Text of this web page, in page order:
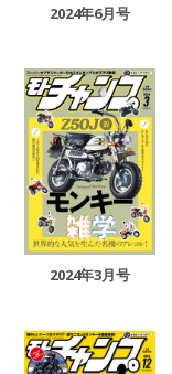
2024年6月号
2024年3月号